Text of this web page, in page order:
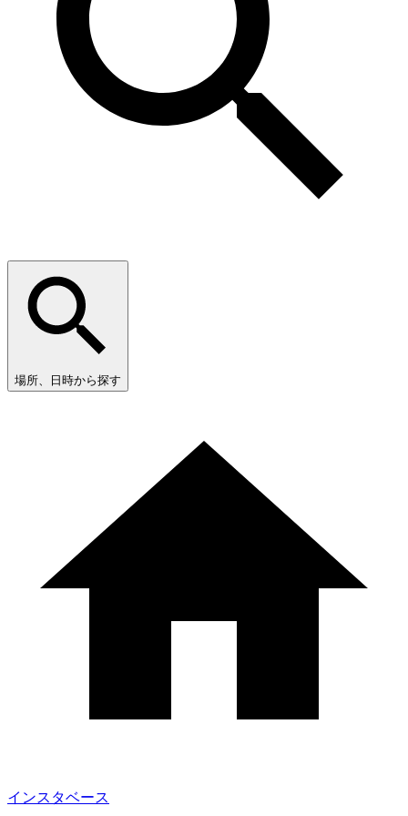
場所、日時から探す
インスタベース